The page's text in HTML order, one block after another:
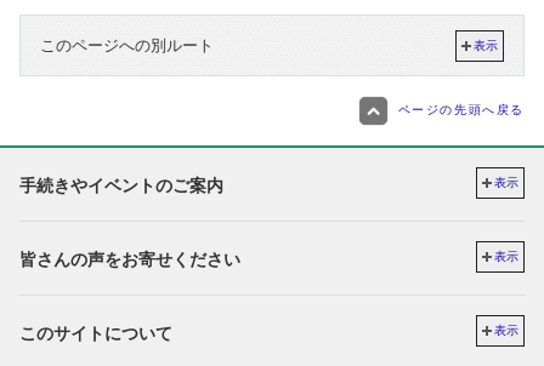
このページへの別ルート 表示
ページの先頭へ戻る
手続きやイベントのご案内 表示
皆さんの声をお寄せください 表示
このサイトについて 表示